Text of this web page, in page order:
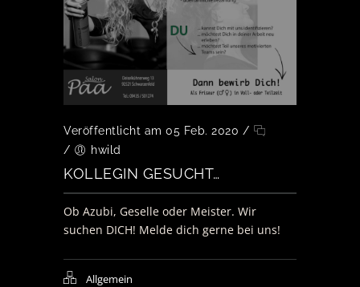
Veröffentlicht am 05 Feb. 2020 /
/
hwild
KOLLEGIN GESUCHT…
Ob Azubi, Geselle oder Meister. Wir
suchen DICH! Melde dich gerne bei uns!
Allgemein